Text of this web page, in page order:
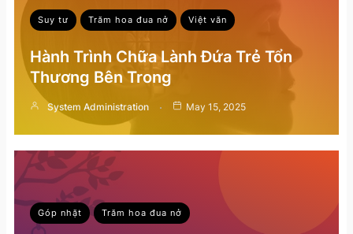
Suy tư Trăm hoa đua nở Việt văn
Hành Trình Chữa Lành Đứa Trẻ Tổn
Thương Bên Trong
System Administration May 15, 2025
Góp nhặt Trăm hoa đua nở